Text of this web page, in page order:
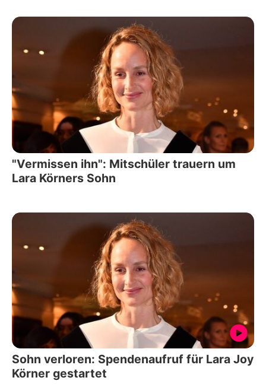
"Vermissen ihn": Mitschüler trauern um
Lara Körners Sohn
Sohn verloren: Spendenaufruf für Lara Joy
Körner gestartet